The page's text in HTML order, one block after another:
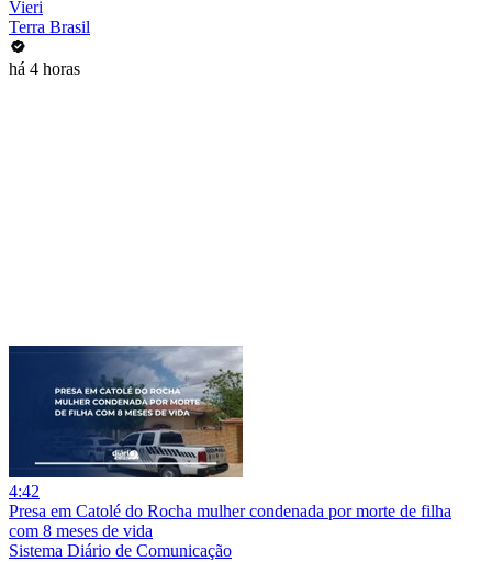
Vieri
Terra Brasil
há 4 horas
4:42
Presa em Catolé do Rocha mulher condenada por morte de filha
com 8 meses de vida
Sistema Diário de Comunicação